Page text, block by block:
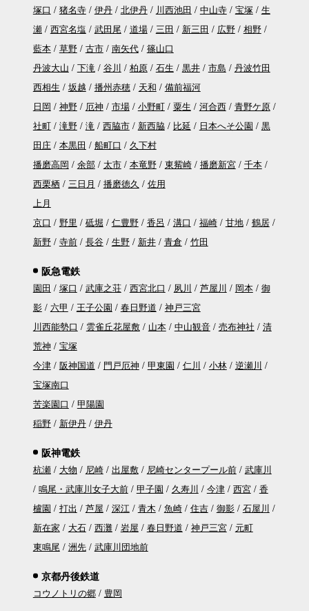
塚口
猪名寺 伊丹 北伊丹 川西池田 中山寺 宝塚
生
瀬
西宮名塩 武田尾 道場 三田 新三田 広野
相野
藍本
草野 古市 南矢代
篠山口
丹波大山
下滝 谷川 柏原 石生 黒井 市島
丹波竹田
西相生
坂越 播州赤穂 天和
備前福河
日岡
神野 厄神 市場 小野町 粟生 河合西
青野ケ原
社町
滝野 滝 西脇市 新西脇 比延 日本へそ公園
黒
田庄
本黒田 船町口
久下村
播磨高岡
余部 太市 本竜野 東觜崎 播磨新宮
千本
西栗栖
三日月 播磨徳久
佐用
上月
京口
野里 砥堀 仁豊野 香呂 溝口 福崎 甘地
鶴居
新野
寺前 長谷 生野 新井 青倉 竹田
阪急電鉄
園田 塚口 武庫之荘 西宮北口 夙川 芦屋川 岡本
御
影
六甲 王子公園 春日野道
神戸三宮
川西能勢口
雲雀丘花屋敷 山本 中山観音 売布神社
清
荒神
宝塚
今津
阪神国道 門戸厄神 甲東園 仁川 小林
逆瀬川
宝塚南口
苦楽園口
甲陽園
稲野
新伊丹 伊丹
阪神電鉄
杭瀬 大物 尼崎 出屋敷 尼崎センタープール前
武庫川
鳴尾・武庫川女子大前
甲子園 久寿川 今津 西宮
香
櫨園
打出 芦屋 深江 青木 魚崎 住吉 御影
石屋川
新在家
大石 西灘 岩屋 春日野道 神戸三宮
元町
東鳴尾
洲先 武庫川団地前
京都丹後鉄道
コウノトリの郷 豊岡